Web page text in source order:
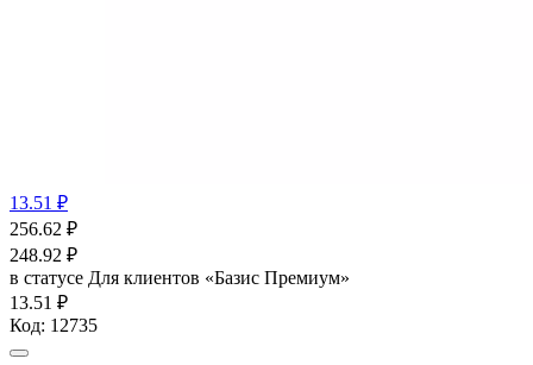
13.51 ₽
256.62 ₽
248.92 ₽
в статусе Для клиентов «Базис Премиум»
13.51 ₽
Код: 12735